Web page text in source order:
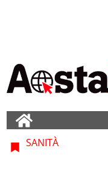
SANITÀ